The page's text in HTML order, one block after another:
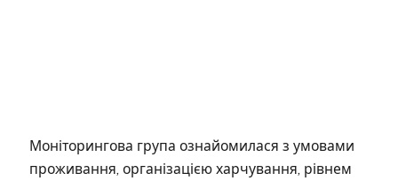
Моніторингова група ознайомилася з умовами
проживання, організацією харчування, рівнем